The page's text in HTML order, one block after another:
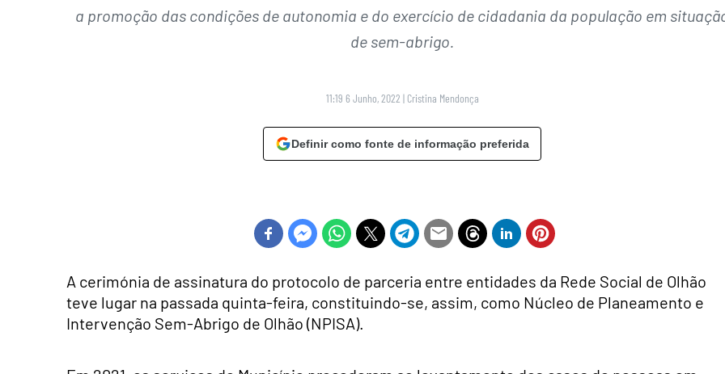
a promoção das condições de autonomia e do exercício de cidadania da população em
de sem-abrigo.
11:19 6 Junho, 2022 | Cristina Mendonça
Definir como fonte de informação preferida
A cerimónia de assinatura do protocolo de parceria entre entidades da Rede Social de Olhão
teve lugar na passada quinta-feira, constituindo-se, assim, como Núcleo de Planeamento e
Intervenção Sem-Abrigo de Olhão (NPISA).